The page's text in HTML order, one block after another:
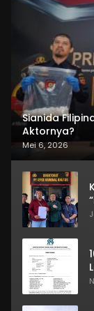
Sianida
Aktornya?
Mei 6, 2026